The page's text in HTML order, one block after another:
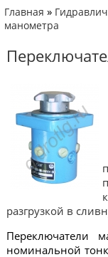
Главная »
манометра
разгрузкой в
Переключатели
номинальной